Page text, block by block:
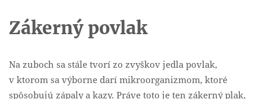
Zákerný povlak
Na zuboch sa stále tvorí zo zvyškov jedla povlak,
v ktorom sa výborne darí mikroorganizmom, ktoré
spôsobujú zápaly a kazy. Práve toto je ten zákerný plak,